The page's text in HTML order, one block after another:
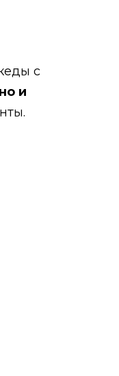
с
и